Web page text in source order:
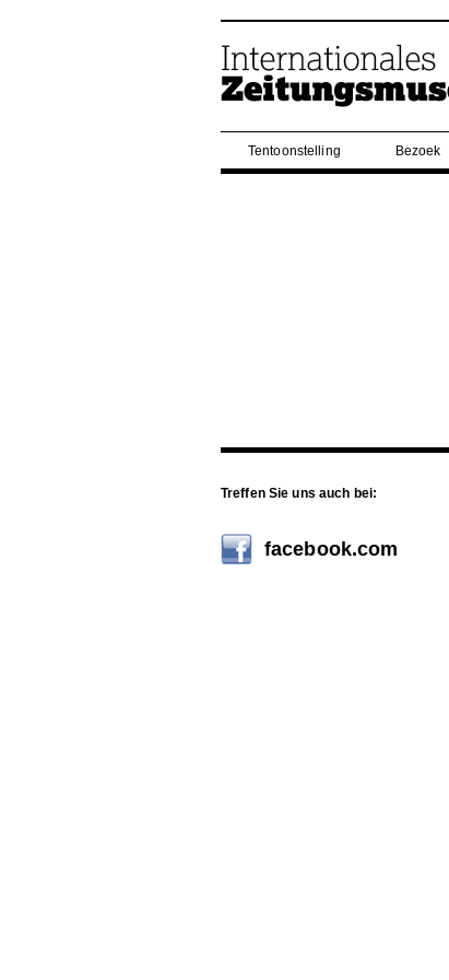
Tentoonstelling Bezoek
Treffen Sie uns auch bei:
facebook.com